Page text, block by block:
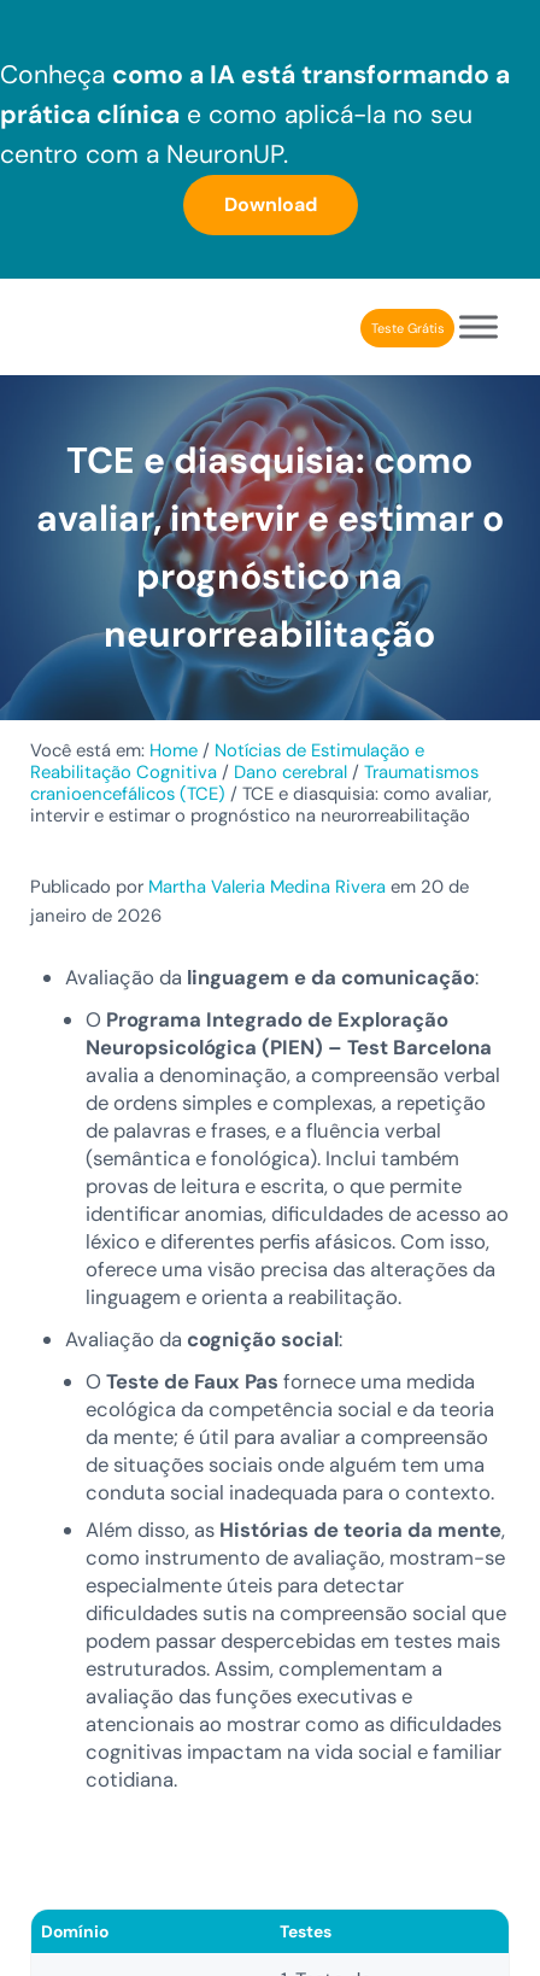
Conheça como a IA está transformando a
prática clínica e como aplicá-la no seu
centro com a NeuronUP.
Download
Aplicativo de estimulação cognitiva para profissionais
Teste Grátis
TCE e diasquisia: como
avaliar, intervir e estimar o
prognóstico na
neurorreabilitação
Você está em: Home / Notícias de Estimulação e
Reabilitação Cognitiva / Dano cerebral / Traumatismos
cranioencefálicos (TCE) / TCE e diasquisia: como avaliar,
intervir e estimar o prognóstico na neurorreabilitação
Publicado por Martha Valeria Medina Riveraem 20 de
janeiro de 2026
Avaliação da linguagem e da comunicação:
O Programa Integrado de Exploração
Neuropsicológica (PIEN) – Test Barcelona
avalia a denominação, a compreensão verbal
de ordens simples e complexas, a repetição
de palavras e frases, e a fluência verbal
(semântica e fonológica). Inclui também
provas de leitura e escrita, o que permite
identificar anomias, dificuldades de acesso ao
léxico e diferentes perfis afásicos. Com isso,
oferece uma visão precisa das alterações da
linguagem e orienta a reabilitação.
Avaliação da cognição social:
O Teste de Faux Pas fornece uma medida
ecológica da competência social e da teoria
da mente; é útil para avaliar a compreensão
de situações sociais onde alguém tem uma
conduta social inadequada para o contexto.
Além disso, as Histórias de teoria da mente,
como instrumento de avaliação, mostram-se
especialmente úteis para detectar
dificuldades sutis na compreensão social que
podem passar despercebidas em testes mais
estruturados. Assim, complementam a
avaliação das funções executivas e
atencionais ao mostrar como as dificuldades
cognitivas impactam na vida social e familiar
cotidiana.
Domínio Testes